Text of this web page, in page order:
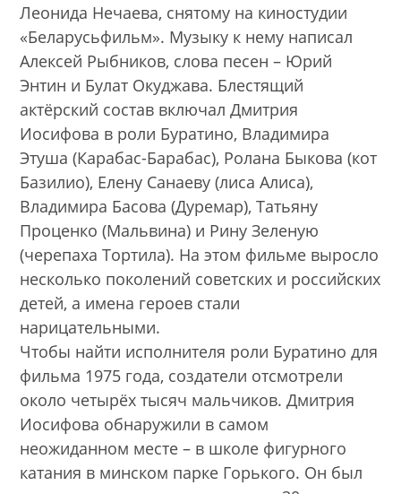
Леонида Нечаева, снятому на киностудии
«Беларусьфильм». Музыку к нему написал
Алексей Рыбников, слова песен – Юрий
Энтин и Булат Окуджава. Блестящий
актёрский состав включал Дмитрия
Иосифова в роли Буратино, Владимира
Этуша (Карабас-Барабас), Ролана Быкова (кот
Базилио), Елену Санаеву (лиса Алиса),
Владимира Басова (Дуремар), Татьяну
Проценко (Мальвина) и Рину Зеленую
(черепаха Тортила). На этом фильме выросло
несколько поколений советских и российских
детей, а имена героев стали
нарицательными.
Чтобы найти исполнителя роли Буратино для
фильма 1975 года, создатели отсмотрели
около четырёх тысяч мальчиков. Дмитрия
Иосифова обнаружили в самом
неожиданном месте – в школе фигурного
катания в минском парке Горького. Он был